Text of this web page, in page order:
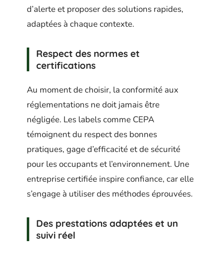
d’alerte et proposer des solutions rapides,
adaptées à chaque contexte.
Respect des normes et
certifications
Au moment de choisir, la conformité aux
réglementations ne doit jamais être
négligée. Les labels comme CEPA
témoignent du respect des bonnes
pratiques, gage d’efficacité et de sécurité
pour les occupants et l’environnement. Une
entreprise certifiée inspire confiance, car elle
s’engage à utiliser des méthodes éprouvées.
Des prestations adaptées et un
suivi réel